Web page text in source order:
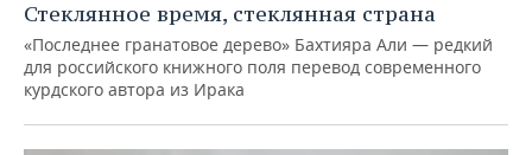
Стеклянное время, стеклянная страна
«Последнее гранатовое дерево» Бахтияра Али — редкий
для российского книжного поля перевод современного
курдского автора из Ирака